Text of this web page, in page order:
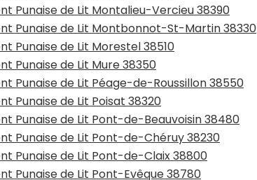
Punaise de Lit Montalieu-Vercieu 38390
Punaise de Lit Montbonnot-St-Martin 38330
Punaise de Lit Morestel 38510
Punaise de Lit Mure 38350
Punaise de Lit Péage-de-Roussillon 38550
Punaise de Lit Poisat 38320
Punaise de Lit Pont-de-Beauvoisin 38480
Punaise de Lit Pont-de-Chéruy 38230
Punaise de Lit Pont-de-Claix 38800
Punaise de Lit Pont-Evêque 38780